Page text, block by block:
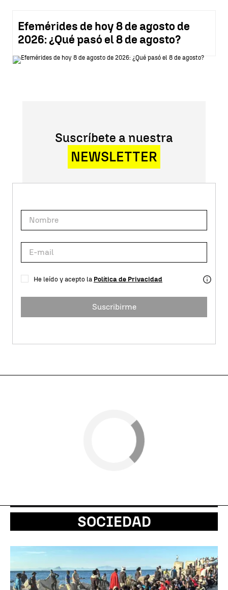
Efemérides de hoy 8 de agosto de
2026: ¿Qué pasó el 8 de agosto?
Suscríbete a nuestra
NEWSLETTER
He leído y acepto la Política de Privacidad
Suscribirme
SOCIEDAD